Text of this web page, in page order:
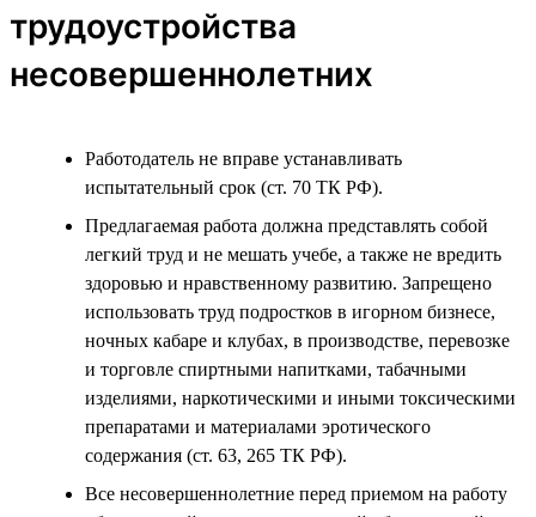
трудоустройства
несовершеннолетних
Работодатель не вправе устанавливать
испытательный срок (ст. 70 ТК РФ).
Предлагаемая работа должна представлять собой
легкий труд и не мешать учебе, а также не вредить
здоровью и нравственному развитию. Запрещено
использовать труд подростков в игорном бизнесе,
ночных кабаре и клубах, в производстве, перевозке
и торговле спиртными напитками, табачными
изделиями, наркотическими и иными токсическими
препаратами и материалами эротического
содержания (ст. 63, 265 ТК РФ).
Все несовершеннолетние перед приемом на работу